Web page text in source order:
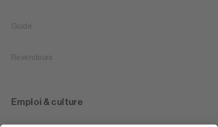
Guide
Revendeurs
Emploi & culture